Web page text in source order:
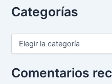
Categorías
C
e
g
Comentarios